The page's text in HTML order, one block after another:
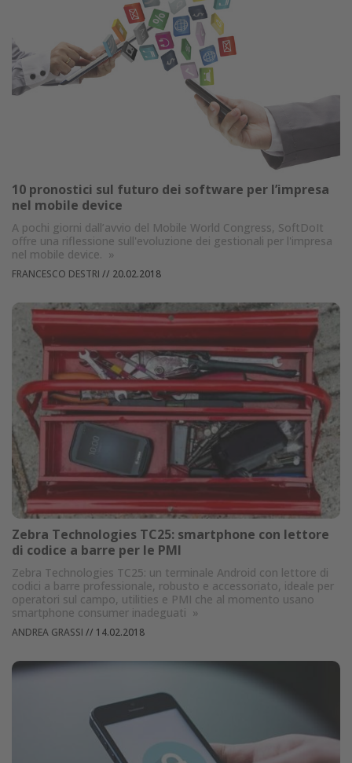
10 pronostici sul futuro dei software per l’impresa
nel mobile device
A pochi giorni dall’avvio del Mobile World Congress, SoftDoIt
offre una riflessione sull'evoluzione dei gestionali per l'impresa
nel mobile device. »
FRANCESCO DESTRI // 20.02.2018
Zebra Technologies TC25: smartphone con lettore
di codice a barre per le PMI
Zebra Technologies TC25: un terminale Android con lettore di
codici a barre professionale, robusto e accessoriato, ideale per
operatori sul campo, utilities e PMI che al momento usano
smartphone consumer inadeguati »
ANDREA GRASSI // 14.02.2018